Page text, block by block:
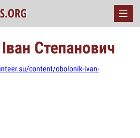
Степанович
content/obolonik-ivan-